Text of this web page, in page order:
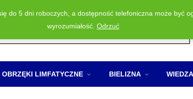
OBRZĘKI LIMFATYCZNE BIELIZNA WIEDZA
do 5 dni roboczych, a dostępność telefoniczna może być
wyrozumiałość. Odrzuć